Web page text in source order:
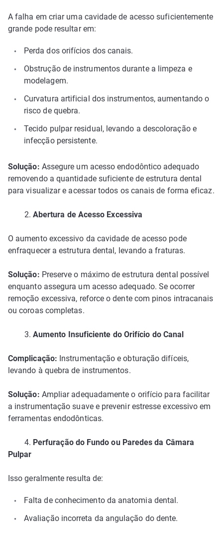
A falha em criar uma cavidade de acesso suficientemente
grande pode resultar em:
Perda dos orifícios dos canais.
Obstrução de instrumentos durante a limpeza e
modelagem.
Curvatura artificial dos instrumentos, aumentando o
risco de quebra.
Tecido pulpar residual, levando a descoloração e
infecção persistente.
Solução: Assegure um acesso endodôntico adequado
removendo a quantidade suficiente de estrutura dental
para visualizar e acessar todos os canais de forma eficaz.
2. Abertura de Acesso Excessiva
O aumento excessivo da cavidade de acesso pode
enfraquecer a estrutura dental, levando a fraturas.
Solução: Preserve o máximo de estrutura dental possível
enquanto assegura um acesso adequado. Se ocorrer
remoção excessiva, reforce o dente com pinos intracanais
ou coroas completas.
3. Aumento Insuficiente do Orifício do Canal
Complicação: Instrumentação e obturação difíceis,
levando à quebra de instrumentos.
Solução: Ampliar adequadamente o orifício para facilitar
a instrumentação suave e prevenir estresse excessivo em
ferramentas endodônticas.
4. Perfuração do Fundo ou Paredes da Câmara
Pulpar
Isso geralmente resulta de:
Falta de conhecimento da anatomia dental.
Avaliação incorreta da angulação do dente.